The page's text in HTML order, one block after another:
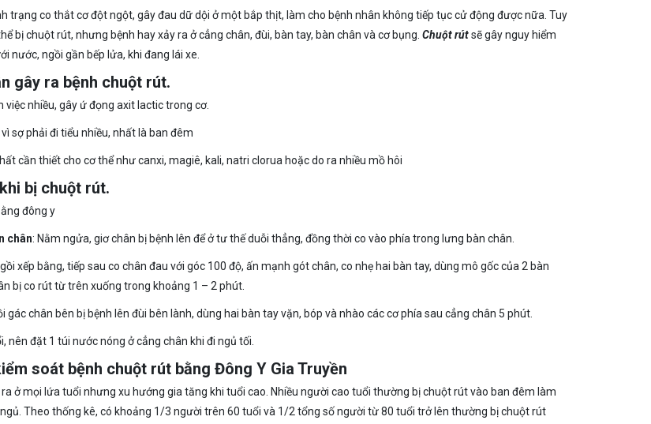
trạng co thắt cơ đột ngột, gây đau dữ dội ở một bắp thịt, làm cho bệnh nhân không tiếp tục cử động được nữa. Tuy
bị chuột rút, nhưng bệnh hay xảy ra ở cẳng chân, đùi, bàn tay, bàn chân và cơ bụng. Chuột rútsẽ gây nguy hiểm
nước, ngồi gần bếp lửa, khi đang lái xe.
gây ra bệnh chuột rút.
việc nhiều, gây ứ đọng axit lactic trong cơ.
sợ phải đi tiểu nhiều, nhất là ban đêm
cần thiết cho cơ thể như canxi, magiê, kali, natri clorua hoặc do ra nhiều mồ hôi
bị chuột rút.
chân: Nằm ngửa, giơ chân bị bệnh lên để ở tư thế duỗi thẳng, đồng thời co vào phía trong lưng bàn chân.
xếp bằng, tiếp sau co chân đau với góc 100 độ, ấn mạnh gót chân, co nhẹ hai bàn tay, dùng mô gốc của 2 bàn
bị co rút từ trên xuống trong khoảng 1 – 2 phút.
gác chân bên bị bệnh lên đùi bên lành, dùng hai bàn tay vặn, bóp và nhào các cơ phía sau cẳng chân 5 phút.
nên đặt 1 túi nước nóng ở cẳng chân khi đi ngủ tối.
soát bệnh chuột rút bằng Đông Y Gia Truyền
ở mọi lứa tuổi nhưng xu hướng gia tăng khi tuổi cao. Nhiều người cao tuổi thường bị chuột rút vào ban đêm làm
Theo thống kê, có khoảng 1/3 người trên 60 tuổi và 1/2 tổng số người từ 80 tuổi trở lên thường bị chuột rút